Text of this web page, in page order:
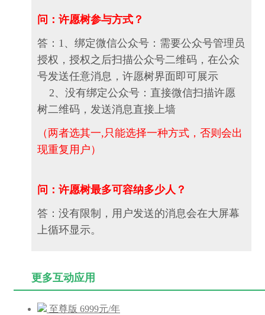
问：许愿树参与方式？
答：1、绑定微信公众号：需要公众号管理员
授权，授权之后扫描公众号二维码，在公众
号发送任意消息，许愿树界面即可展示
2、没有绑定公众号：直接微信扫描许愿
树二维码，发送消息直接上墙
（两者选其一,只能选择一种方式，否则会出
现重复用户）
问：许愿树最多可容纳多少人？
答：没有限制，用户发送的消息会在大屏幕
上循环显示。
更多互动应用
至尊版 6999元/年